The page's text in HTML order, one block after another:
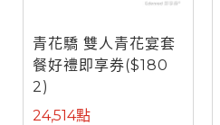
青花驕 雙人青花宴套
餐好禮即享券($180
2)
24,514點